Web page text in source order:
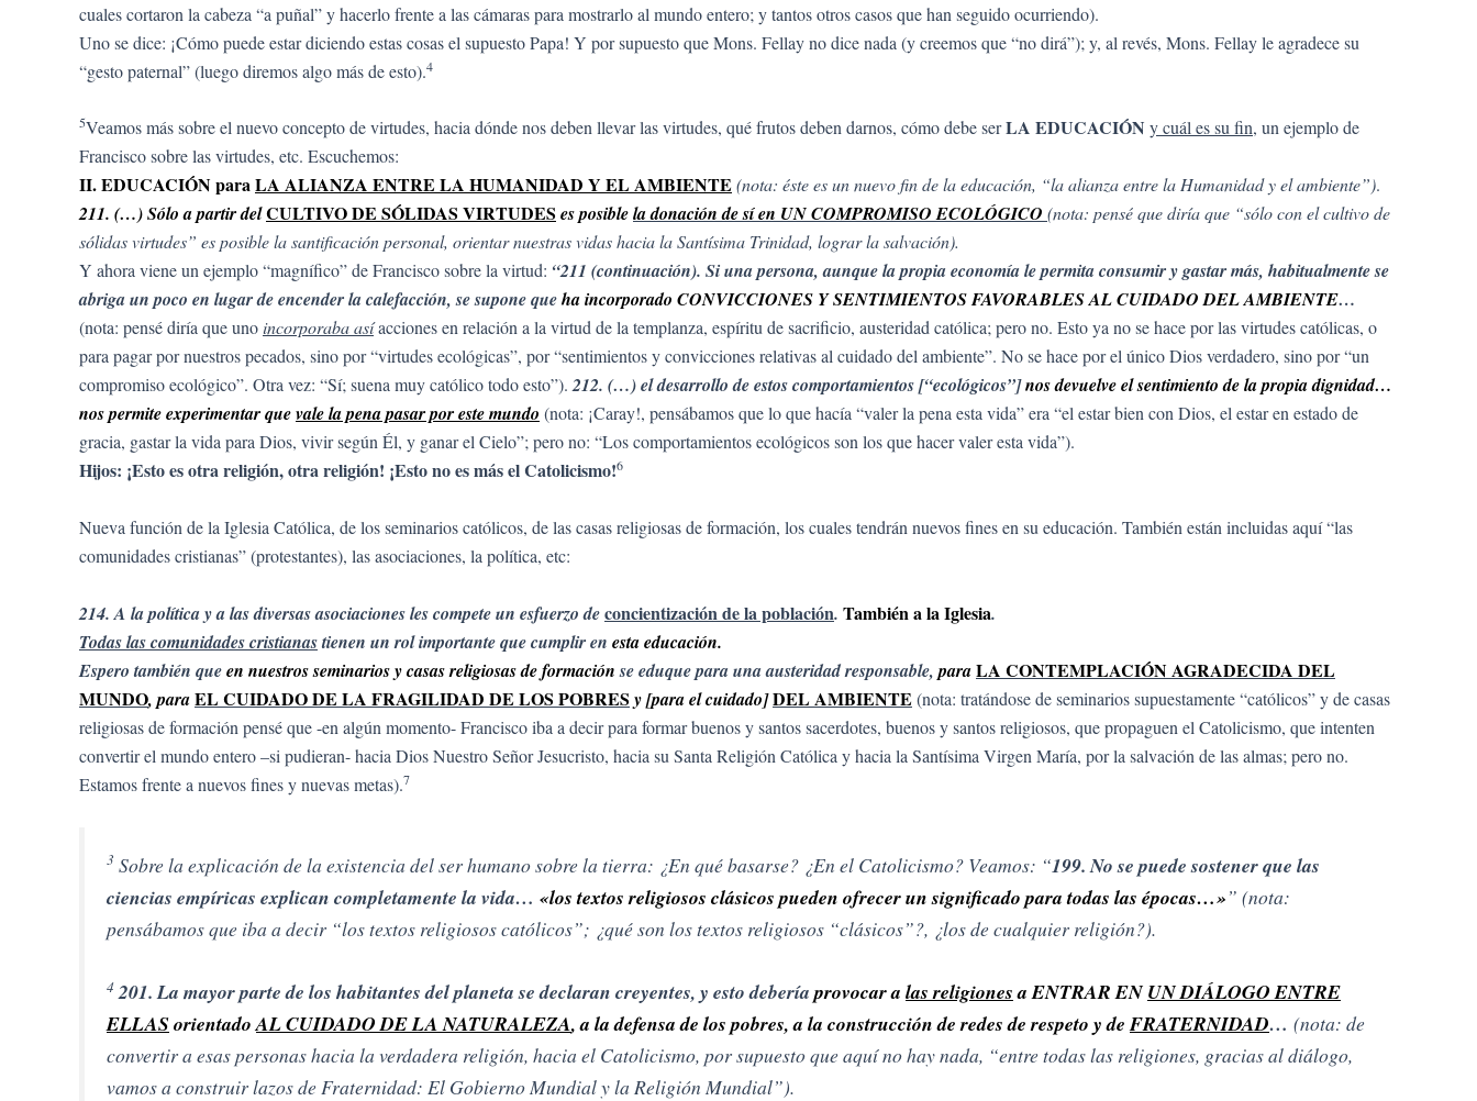
cuales cortaron la cabeza “a puñal” y hacerlo frente a las cámaras para mostrarlo al mundo entero; y tantos otros casos que han seguido ocurriendo).
Uno se dice: ¡Cómo puede estar diciendo estas cosas el supuesto Papa! Y por supuesto que Mons. Fellay no dice nada (y creemos que “no dirá”); y, al revés, Mons. Fellay le agradece su
“gesto paternal” (luego diremos algo más de esto).4
5Veamos más sobre el nuevo concepto de virtudes, hacia dónde nos deben llevar las virtudes, qué frutos deben darnos, cómo debe serLA EDUCACIÓN y cuál es su fin, un ejemplo de
Francisco sobre las virtudes, etc. Escuchemos:
II. EDUCACIÓN paraLA ALIANZA ENTRE LA HUMANIDAD Y EL AMBIENTE (nota: éste es un nuevo fin de la educación, “la alianza entre la Humanidad y el ambiente”).
211. (…) Sólo a partir delCULTIVO DE SÓLIDAS VIRTUDES es posiblela donación de sí en UN COMPROMISO ECOLÓGICO (nota: pensé que diría que “sólo con el cultivo de
sólidas virtudes” es posible la santificación personal, orientar nuestras vidas hacia la Santísima Trinidad, lograr la salvación).
Y ahora viene un ejemplo “magnífico” de Francisco sobre la virtud: “211 (continuación). Si una persona, aunque la propia economía le permita consumir y gastar más, habitualmente se
abriga un poco en lugar de encender la calefacción, se supone queha incorporado CONVICCIONES Y SENTIMIENTOS FAVORABLES AL CUIDADO DEL AMBIENTE…
(nota: pensé diría que unoincorporaba asíacciones en relación a la virtud de la templanza, espíritu de sacrificio, austeridad católica; pero no. Esto ya no se hace por las virtudes católicas, o
para pagar por nuestros pecados, sino por “virtudes ecológicas”, por “sentimientos y convicciones relativas al cuidado del ambiente”. No se hace por el único Dios verdadero, sino por “un
compromiso ecológico”. Otra vez: “Sí; suena muy católico todo esto”).212. (…) el desarrollo de estos comportamientos [“ecológicos”]nos devuelve el sentimiento de la propia dignidad…
nos permite experimentar quevale la pena pasar por este mundo (nota: ¡Caray!, pensábamos que lo que hacía “valer la pena esta vida” era “el estar bien con Dios, el estar en estado de
gracia, gastar la vida para Dios, vivir según Él, y ganar el Cielo”; pero no: “Los comportamientos ecológicos son los que hacer valer esta vida”).
Hijos: ¡Esto es otra religión, otra religión! ¡Esto no es más el Catolicismo!6
Nueva función de la Iglesia Católica, de los seminarios católicos, de las casas religiosas de formación, los cuales tendrán nuevos fines en su educación. También están incluidas aquí “las
comunidades cristianas” (protestantes), las asociaciones, la política, etc:
214. A la política y a las diversas asociaciones les compete un esfuerzo deconcientización de la población. También a la Iglesia.
Todas las comunidades cristianastienen un rol importante que cumplir en esta educación.
Espero también queen nuestros seminarios y casas religiosas de formaciónse eduque para una austeridad responsable,paraLA CONTEMPLACIÓN AGRADECIDA DEL
MUNDO, paraEL CUIDADO DE LA FRAGILIDAD DE LOS POBRES y [para el cuidado]DEL AMBIENTE (nota: tratándose de seminarios supuestamente “católicos” y de casas
religiosas de formación pensé que -en algún momento- Francisco iba a decir para formar buenos y santos sacerdotes, buenos y santos religiosos, que propaguen el Catolicismo, que intenten
convertir el mundo entero –si pudieran- hacia Dios Nuestro Señor Jesucristo, hacia su Santa Religión Católica y hacia la Santísima Virgen María, por la salvación de las almas; pero no.
Estamos frente a nuevos fines y nuevas metas).7
3 Sobre la explicación de la existencia del ser humano sobre la tierra: ¿En qué basarse? ¿En el Catolicismo? Veamos: “199. No se puede sostener que las
ciencias empíricas explican completamente la vida… «los textos religiosos clásicos pueden ofrecer un significado para todas las épocas…»” (nota:
pensábamos que iba a decir “los textos religiosos católicos”; ¿qué son los textos religiosos “clásicos”?, ¿los de cualquier religión?).
4 201. La mayor parte de los habitantes del planeta se declaran creyentes, y esto deberíaprovocar a las religionesa ENTRAR EN UN DIÁLOGO ENTRE
ELLASorientadoAL CUIDADO DE LA NATURALEZA, a la defensa de los pobres, a la construcción de redes de respeto y de FRATERNIDAD… (nota: de
convertir a esas personas hacia la verdadera religión, hacia el Catolicismo, por supuesto que aquí no hay nada, “entre todas las religiones, gracias al diálogo,
vamos a construir lazos de Fraternidad: El Gobierno Mundial y la Religión Mundial”).